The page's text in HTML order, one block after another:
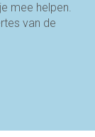
mee helpen.
van de